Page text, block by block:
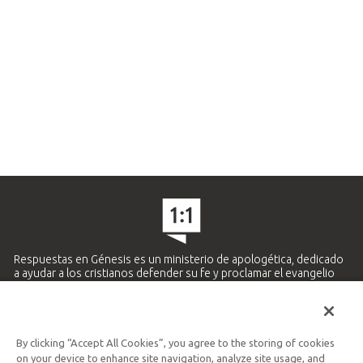
Respuestas en Génesis es un ministerio de apologética, dedicado
a ayudar a los cristianos defender su fe y proclamar el evangelio
Ministerio Hispano y Latinoamericano
By clicking “Accept All Cookies”, you agree to the storing of cookies
on your device to enhance site navigation, analyze site usage, and